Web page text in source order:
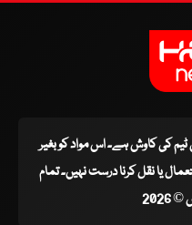
ٹیم کی کاوش ہے۔ اس مواد کو بغیر
یا نقل کرنا درست نہیں۔ تمام